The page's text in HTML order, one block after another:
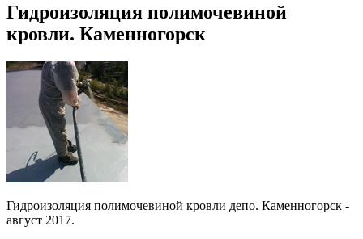
Гидроизоляция полимочевиной
кровли. Каменногорск
Гидроизоляция полимочевиной кровли депо. Каменногорск -
август 2017.